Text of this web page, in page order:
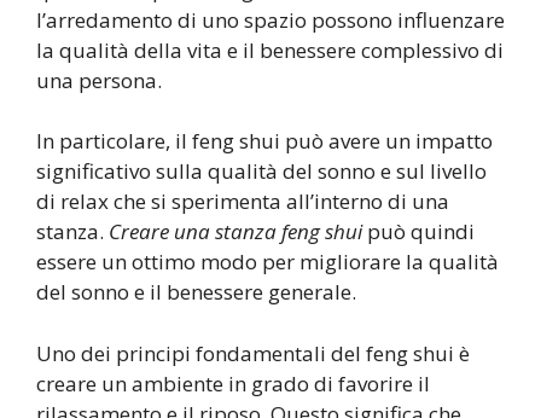
l’arredamento di uno spazio possono influenzare
la qualità della vita e il benessere complessivo di
una persona.
In particolare, il feng shui può avere un impatto
significativo sulla qualità del sonno e sul livello
di relax che si sperimenta all’interno di una
stanza. Creare una stanza feng shuipuò quindi
essere un ottimo modo per migliorare la qualità
del sonno e il benessere generale.
Uno dei principi fondamentali del feng shui è
creare un ambiente in grado di favorire il